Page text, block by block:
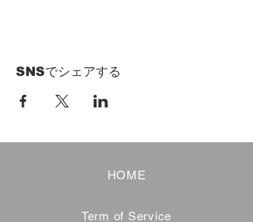
SNSでシェアする
HOME
Term of Service